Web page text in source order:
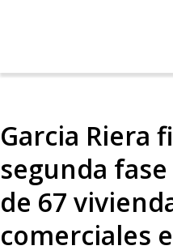
Garcia Riera
segunda
de 67
comerciales